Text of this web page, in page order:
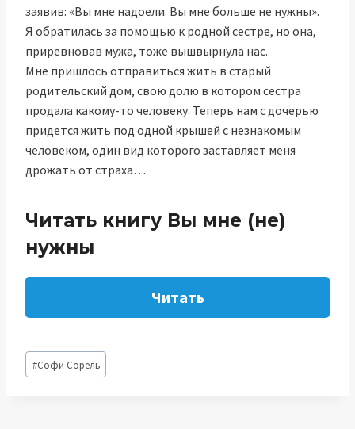
заявив: «Вы мне надоели. Вы мне больше не нужны».
Я обратилась за помощью к родной сестре, но она,
приревновав мужа, тоже вышвырнула нас.
Мне пришлось отправиться жить в старый
родительский дом, свою долю в котором сестра
продала какому-то человеку. Теперь нам с дочерью
придется жить под одной крышей с незнакомым
человеком, один вид которого заставляет меня
дрожать от страха…
Читать книгу Вы мне (не)
нужны
Читать
Метки
записи:
#Софи Сорель